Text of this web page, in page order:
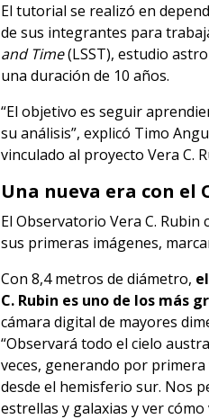
El tutorial se realizó en
de sus integrantes para
and Time(LSST), estudio
una duración de 10 años.
“El objetivo es seguir
su análisis”, explicó Timo
vinculado al proyecto Vera C.
Una nueva era con el
El Observatorio Vera C. Rubin
sus primeras imágenes,
Con 8,4 metros de diámetro,
C. Rubin es uno de los más
cámara digital de mayores
“Observará todo el cielo
veces, generando por primera
desde el hemisferio sur. Nos
estrellas y galaxias y ver